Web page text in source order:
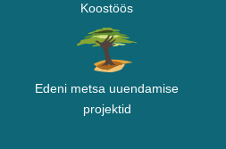
Koostöös
Edeni metsa uuendamise
projektid